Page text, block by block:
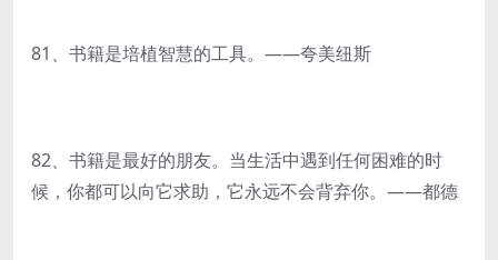
81、书籍是培植智慧的工具。——夸美纽斯
82、书籍是最好的朋友。当生活中遇到任何困难的时
候，你都可以向它求助，它永远不会背弃你。——都德